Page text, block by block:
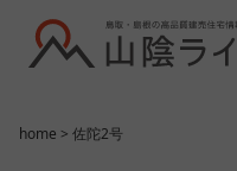
home > 佐陀2号